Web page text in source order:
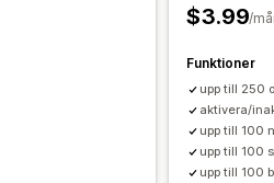
$3.99/
Funktioner
upp till 250
aktivera/
upp till 100
upp till 100
upp till 100